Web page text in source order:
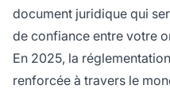
document juridique qui
de confiance entre votre
En 2025, la
renforcée à travers le